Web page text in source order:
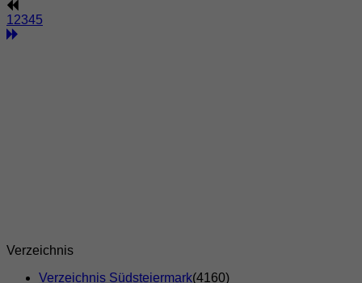
1 2345
Verzeichnis
Verzeichnis Südsteiermark(4160)